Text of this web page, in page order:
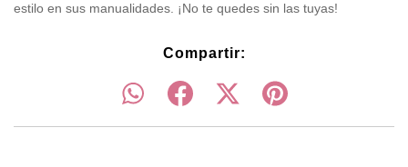
estilo en sus manualidades. ¡No te quedes sin las tuyas!
Compartir: